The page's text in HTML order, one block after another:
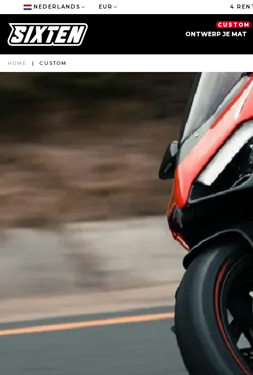
NEDERLANDS EUR 4
ONTWERP JE MAT
CUSTOM
HOME | CUSTOM